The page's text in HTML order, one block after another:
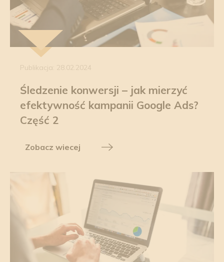
Publikacja: 28.02.2024
Śledzenie konwersji – jak mierzyć
efektywność kampanii Google Ads?
Część 2
Zobacz wiecej